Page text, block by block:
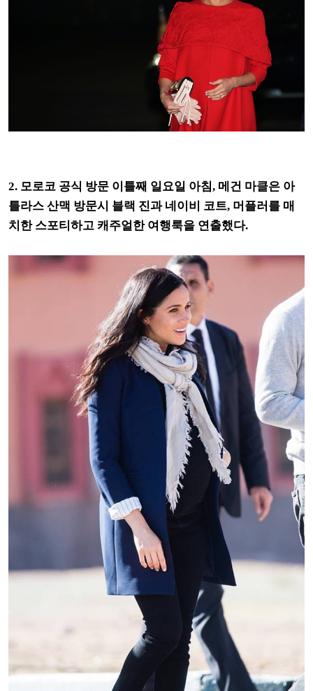
2. 모로코 공식 방문 이틀째 일요일 아침, 메건 마클은 아
틀라스 산맥 방문시 블랙 진과 네이비 코트, 머플러를 매
치한 스포티하고 캐주얼한 여행룩을 연출했다.